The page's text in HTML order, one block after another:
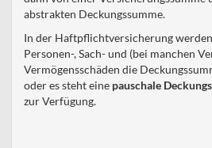
abstrakten Deckungssumme.
In der Haftpflichtversicherung
Personen-, Sach- und (bei manchen
Vermögensschäden die
oder es steht eine pauschale
zur Verfügung.